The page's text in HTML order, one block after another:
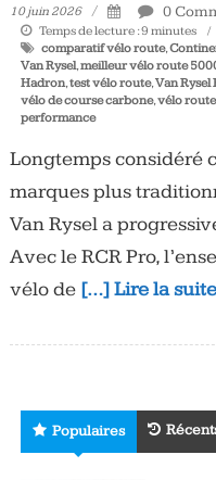
10 juin 2026 0
Temps de lecture :9 minutes
comparatif vélo route,
Van Rysel,meilleur vélo route
Hadron,test vélo route,Van Rysel
vélo de course carbone,vélo
performance
Longtemps considéré
marques plus
Van Rysel a
Avec le RCR Pro,
vélo de […] Lire la
Populaires